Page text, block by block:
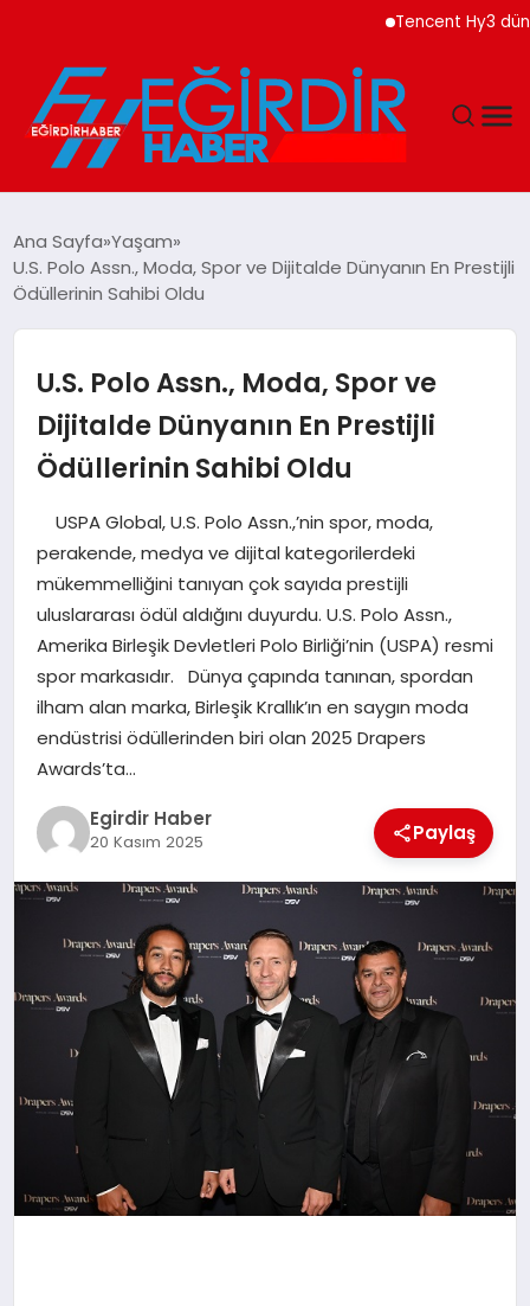
Tencent Hy3 dünya
EĞITIM
MAGAZIN
SIYASET
SPOR
TEKNOLOJI
YAŞAM
Ana Sayfa Yaşam
U.S. Polo Assn., Moda, Spor ve Dijitalde Dünyanın En Prestijli
Ödüllerinin Sahibi Oldu
U.S. Polo Assn., Moda, Spor ve
Dijitalde Dünyanın En Prestijli
Ödüllerinin Sahibi Oldu
USPA Global, U.S. Polo Assn.,’nin spor, moda,
perakende, medya ve dijital kategorilerdeki
mükemmelliğini tanıyan çok sayıda prestijli
uluslararası ödül aldığını duyurdu. U.S. Polo Assn.,
Amerika Birleşik Devletleri Polo Birliği’nin (USPA) resmi
spor markasıdır. Dünya çapında tanınan, spordan
ilham alan marka, Birleşik Krallık’ın en saygın moda
endüstrisi ödüllerinden biri olan 2025 Drapers
Awards’ta…
Egirdir Haber
20 Kasım 2025 Paylaş